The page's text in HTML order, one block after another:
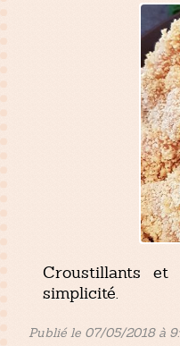
Croustillants et
simplicité.
Publié le 07/05/2018 à